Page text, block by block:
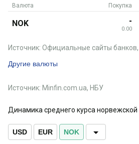
Валюта Покупка
NOK -
0.00
Другие валюты
Источник: Официальные сайты
Источник: Minfin.com.ua, НБУ
Динамика среднего курса норвежской
USD EUR NOK